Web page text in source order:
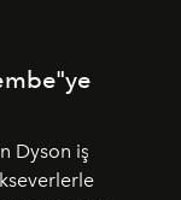
Dyson iş